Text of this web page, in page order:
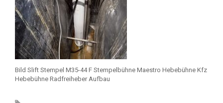
Bild Slift Stempel M35-44 F Stempelbühne Maestro Hebebühne Kfz
Hebebühne Radfreiheber Aufbau